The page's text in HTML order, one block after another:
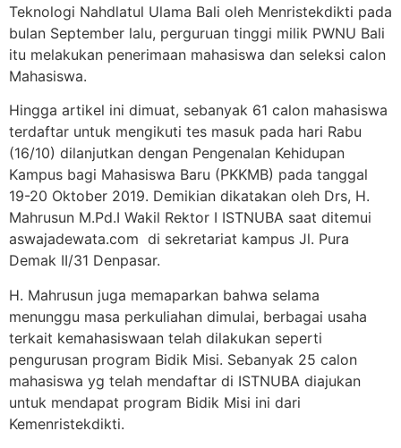
Teknologi Nahdlatul Ulama Bali oleh Menristekdikti pada
bulan September lalu, perguruan tinggi milik PWNU Bali
itu melakukan penerimaan mahasiswa dan seleksi calon
Mahasiswa.
Hingga artikel ini dimuat, sebanyak 61 calon mahasiswa
terdaftar untuk mengikuti tes masuk pada hari Rabu
(16/10) dilanjutkan dengan Pengenalan Kehidupan
Kampus bagi Mahasiswa Baru (PKKMB) pada tanggal
19-20 Oktober 2019. Demikian dikatakan oleh Drs, H.
Mahrusun M.Pd.I Wakil Rektor I ISTNUBA saat ditemui
aswajadewata.com di sekretariat kampus Jl. Pura
Demak II/31 Denpasar.
H. Mahrusun juga memaparkan bahwa selama
menunggu masa perkuliahan dimulai, berbagai usaha
terkait kemahasiswaan telah dilakukan seperti
pengurusan program Bidik Misi. Sebanyak 25 calon
mahasiswa yg telah mendaftar di ISTNUBA diajukan
untuk mendapat program Bidik Misi ini dari
Kemenristekdikti.